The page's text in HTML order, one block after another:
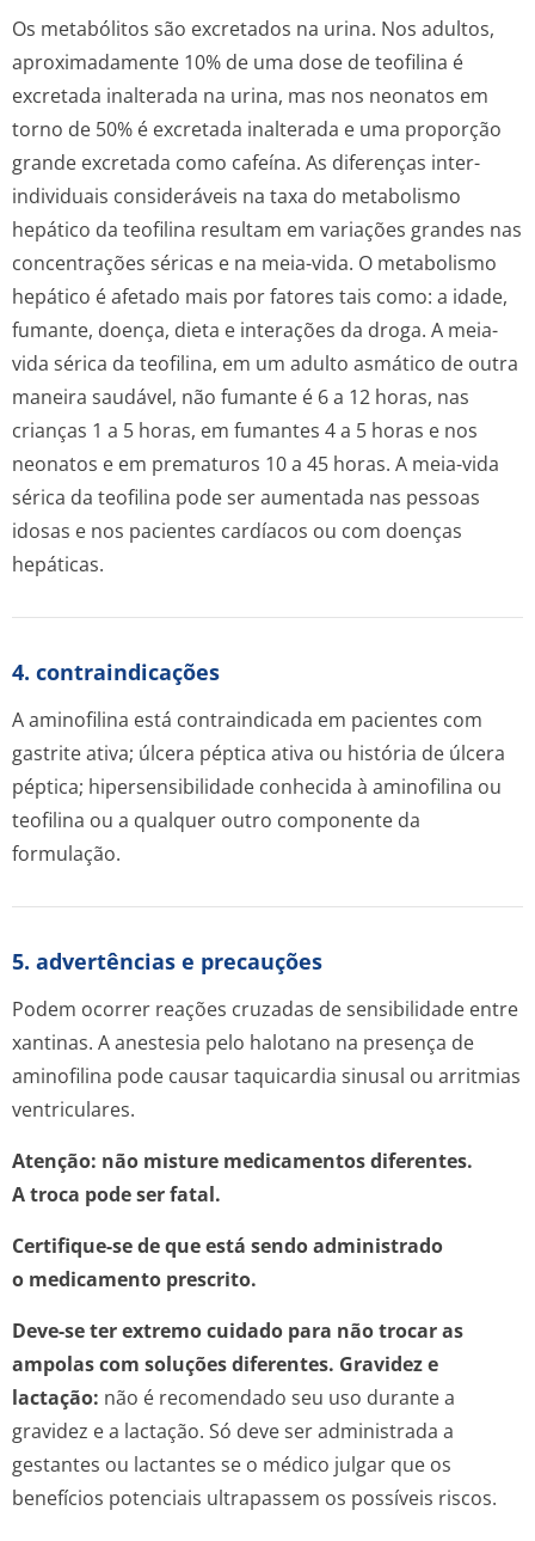
Os metabólitos são excretados na urina. Nos adultos,
aproximadamente 10% de uma dose de teofilina é
excretada inalterada na urina, mas nos neonatos em
torno de 50% é excretada inalterada e uma proporção
grande excretada como cafeína. As diferenças inter-
individuais consideráveis na taxa do metabolismo
hepático da teofilina resultam em variações grandes nas
concentrações séricas e na meia-vida. O metabolismo
hepático é afetado mais por fatores tais como: a idade,
fumante, doença, dieta e interações da droga. A meia-
vida sérica da teofilina, em um adulto asmático de outra
maneira saudável, não fumante é 6 a 12 horas, nas
crianças 1 a 5 horas, em fumantes 4 a 5 horas e nos
neonatos e em prematuros 10 a 45 horas. A meia-vida
sérica da teofilina pode ser aumentada nas pessoas
idosas e nos pacientes cardíacos ou com doenças
hepáticas.
4. contraindicações
A aminofilina está contraindicada em pacientes com
gastrite ativa; úlcera péptica ativa ou história de úlcera
péptica; hipersensibilidade conhecida à aminofilina ou
teofilina ou a qualquer outro componente da
formulação.
5. advertências e precauções
Podem ocorrer reações cruzadas de sensibilidade entre
xantinas. A anestesia pelo halotano na presença de
aminofilina pode causar taquicardia sinusal ou arritmias
ventriculares.
Atenção: não misture medicamentos diferentes.
A troca pode ser fatal.
Certifique-se de que está sendo administrado
o medicamento prescrito.
Deve-se ter extremo cuidado para não trocar as
ampolas com soluções diferentes. Gravidez e
lactação: não é recomendado seu uso durante a
gravidez e a lactação. Só deve ser administrada a
gestantes ou lactantes se o médico julgar que os
benefícios potenciais ultrapassem os possíveis riscos.